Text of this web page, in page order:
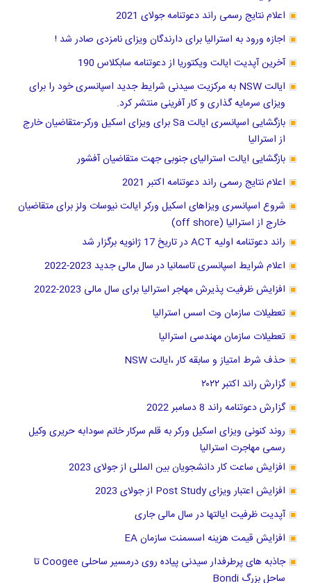
اعلام نتایج رسمی راند دعوتنامه جولای 2021
اجازه ورود به استرالیا برای دارندگان ویزای نامزدی صادر شد !
آخرین آپدیت ایالت ویکتوریا از دعوتنامه سابکلاس 190
ایالت NSW به مرکزیت سیدنی شرایط جدید اسپانسری خود را برای
ویزای سرمایه گذاری و کار آفرینی منتشر کرد.
بازگشایی اسپانسری ایالت Sa برای ویزای اسکیل ورکر-متقاضیان خارج
از استرالیا
بازگشایی ایالت استرالیای جنوبی جهت متقاضیان آفشور
اعلام نتایج رسمی راند دعوتنامه اکتبر 2021
شروع اسپانسری ویزاهای اسکیل ورکر ایالت نیوسات ولز برای متقاضیان
خارج از استرالیا (off shore)
راند دعوتنامه اولیه ACT در تاریخ 17 ژانویه برگزار شد
اعلام شرایط اسپانسری تاسمانیا در سال مالی جدید 2023-2022
افزایش ظرفیت پذیرش مهاجر استرالیا برای سال مالی 2023-2022
تعطیلات سازمان وت اسس استرالیا
تعطیلات سازمان مهندسی استرالیا
حذف شرط امتیاز و سابقه کار ،ایالت NSW
گزارش راند اکتبر ۲۰۲۲
گزارش دعوتنامه راند 8 دسامبر 2022
روند کنونی ویزای اسکیل ورکر به قلم سرکار خانم سودابه حریری وکیل
رسمی مهاجرت استرالیا
افزایش ساعت کار دانشجویان بین المللی از جولای 2023
افزایش اعتبار ویزای Post Study از جولای 2023
آپدیت ظرفیت ایالتها در سال مالی جاری
افزایش قیمت هزینه اسسمنت سازمان EA
جاذبه های پرطرفدار سیدنی پیاده روی درمسیر ساحلی Coogee تا
ساحل بزرگ Bondi